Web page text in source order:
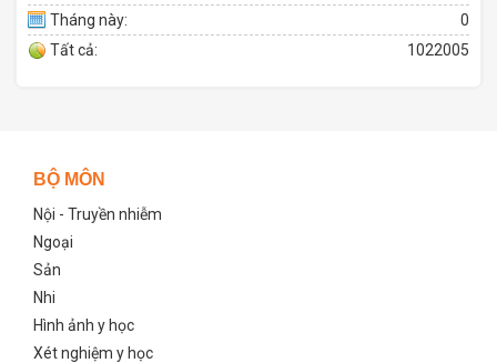
Tháng này:
0
Tất cả:
1022005
BỘ MÔN
Nội - Truyền nhiễm
Ngoại
Sản
Nhi
Hình ảnh y học
Xét nghiệm y học